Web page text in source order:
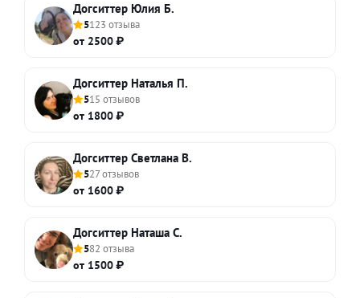
Догситтер Юлия Б.
5123 отзыва
от 2500 ₽
Догситтер Наталья П.
515 отзывов
от 1800 ₽
Догситтер Светлана В.
527 отзывов
от 1600 ₽
Догситтер Наташа С.
582 отзыва
от 1500 ₽